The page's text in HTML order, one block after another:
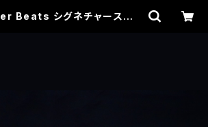
Beats シグネチャースティ